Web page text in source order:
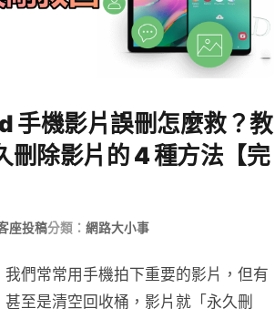
手機影片誤刪怎麼救？教
刪除影片的 4 種方法【完
座投稿分類： 網路大小事
們常常用手機拍下重要的影片，但有
甚至是清空回收桶，影片就「永久刪